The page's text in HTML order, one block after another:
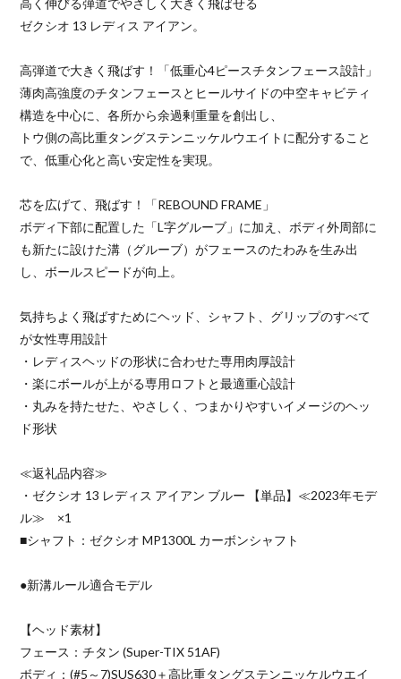
高く伸びる弾道でやさしく大きく飛ばせる
ゼクシオ 13 レディス アイアン。
高弾道で大きく飛ばす！「低重心4ピースチタンフェース設計」
薄肉高強度のチタンフェースとヒールサイドの中空キャビティ
構造を中心に、各所から余過剰重量を創出し、
トウ側の高比重タングステンニッケルウエイトに配分すること
で、低重心化と高い安定性を実現。
芯を広げて、飛ばす！「REBOUND FRAME」
ボディ下部に配置した「L字グルーブ」に加え、ボディ外周部に
も新たに設けた溝（グルーブ）がフェースのたわみを生み出
し、ボールスピードが向上。
気持ちよく飛ばすためにヘッド、シャフト、グリップのすべて
が女性専用設計
・レディスヘッドの形状に合わせた専用肉厚設計
・楽にボールが上がる専用ロフトと最適重心設計
・丸みを持たせた、やさしく、つまかりやすいイメージのヘッ
ド形状
≪返礼品内容≫
・ゼクシオ 13 レディス アイアン ブルー 【単品】≪2023年モデ
ル≫ ×1
■シャフト：ゼクシオ MP1300L カーボンシャフト
●新溝ルール適合モデル
【ヘッド素材】
フェース：チタン (Super-TIX 51AF)
ボディ：(#5～7)SUS630＋高比重タングステンニッケルウエイ